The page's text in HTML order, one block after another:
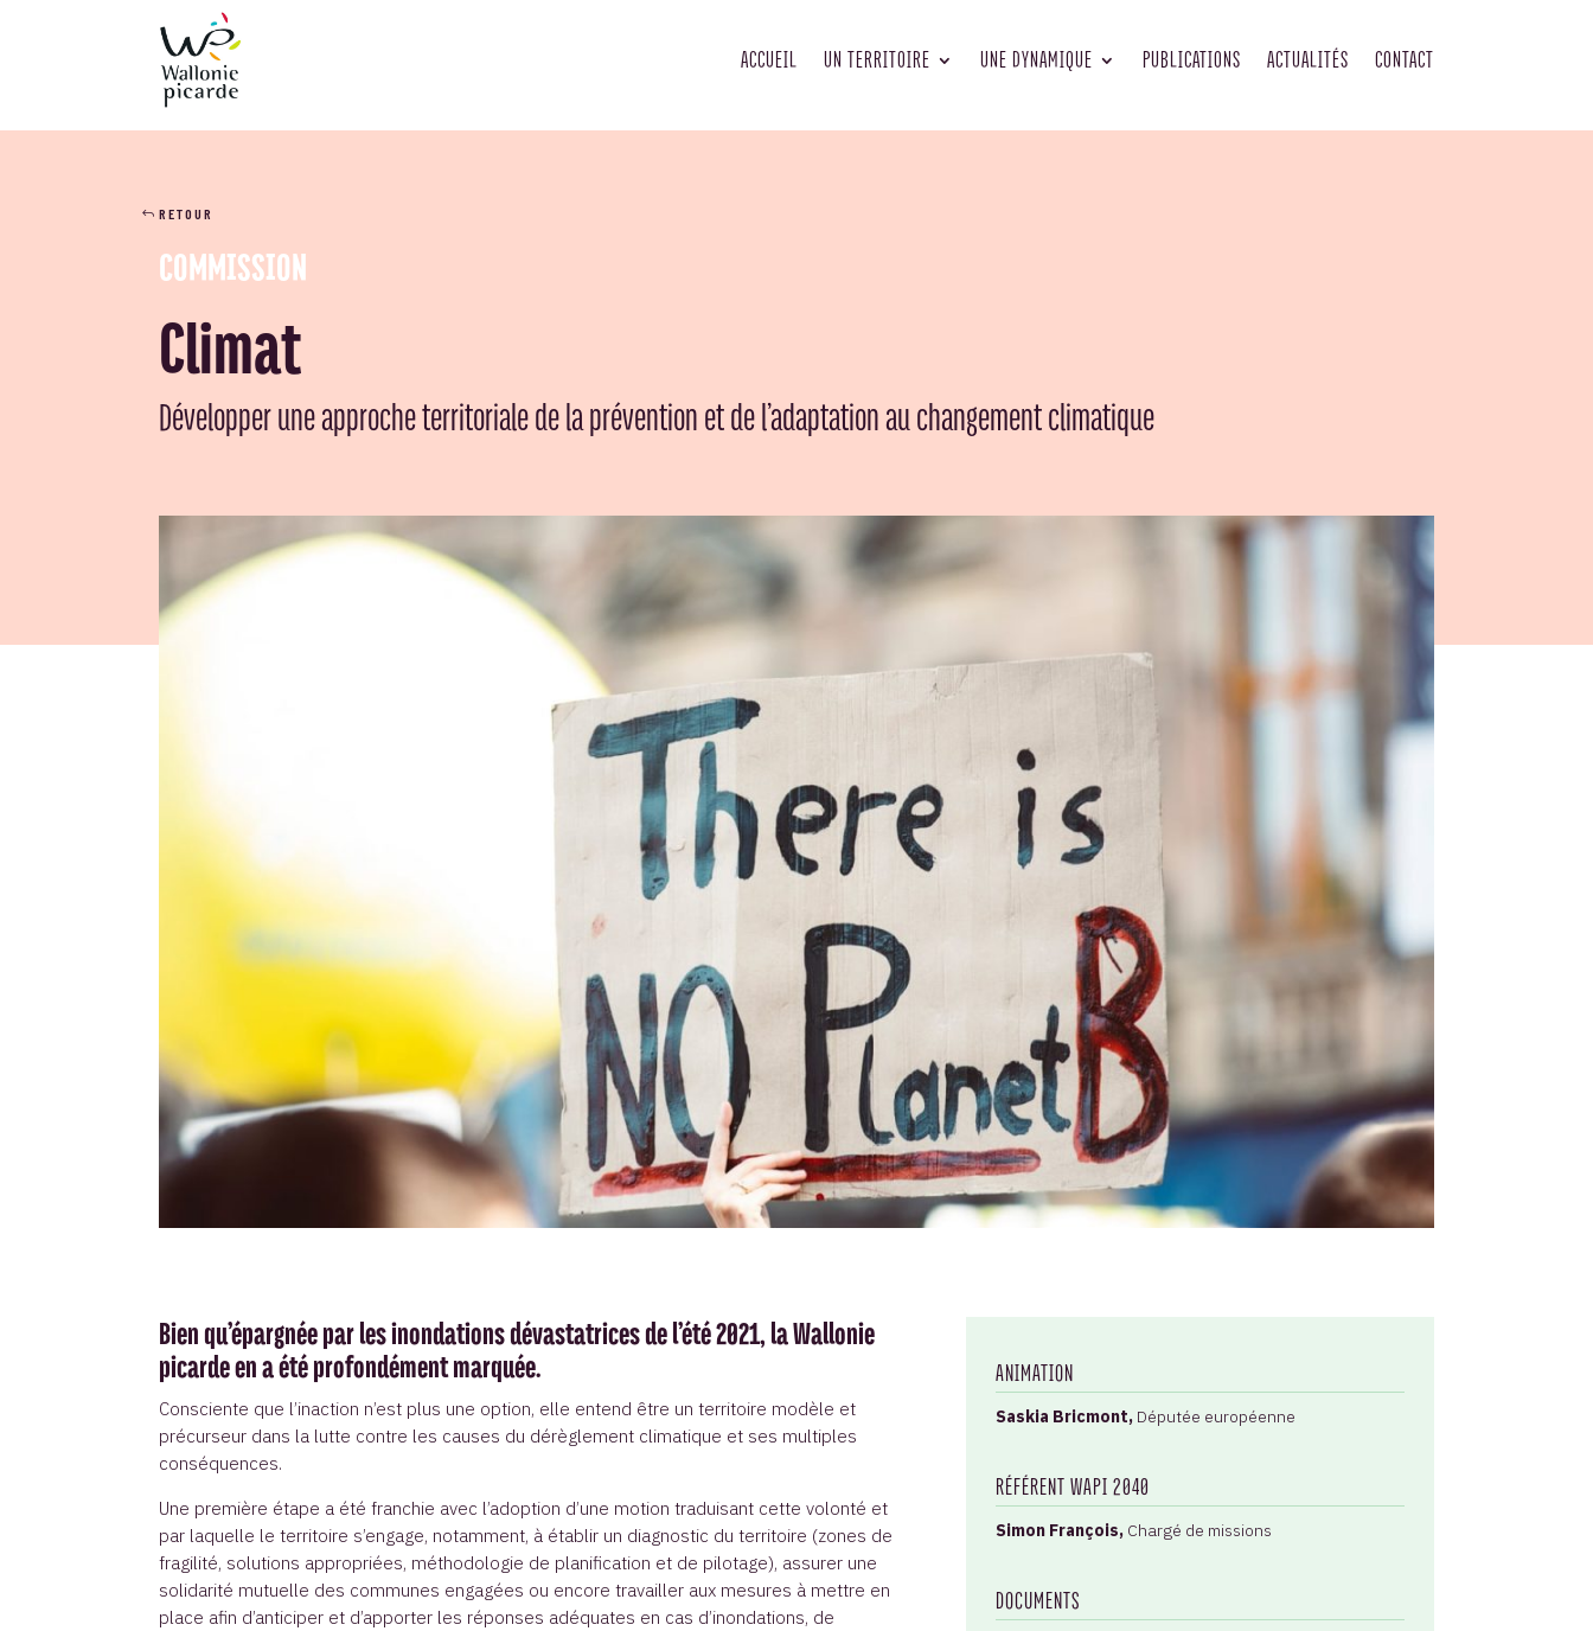
ACCUEIL UN TERRITOIRE UNE DYNAMIQUE PUBLICATIONS ACTUALITÉS CONTACT
RETOUR
COMMISSION
Climat
Développer une approche territoriale de la prévention et de l’adaptation au changement climatique
Bien qu’épargnée par les inondations dévastatrices de l’été 2021, la Wallonie
picarde en a été profondément marquée.
Consciente que l’inaction n’est plus une option, elle entend être un territoire modèle et
précurseur dans la lutte contre les causes du dérèglement climatique et ses multiples
conséquences.
Une première étape a été franchie avec l’adoption d’une motion traduisant cette volonté et
par laquelle le territoire s’engage, notamment, à établir un diagnostic du territoire (zones de
fragilité, solutions appropriées, méthodologie de planification et de pilotage), assurer une
solidarité mutuelle des communes engagées ou encore travailler aux mesures à mettre en
place afin d’anticiper et d’apporter les réponses adéquates en cas d’inondations, de
ANIMATION
Saskia Bricmont,Députée européenne
RÉFÉRENT WAPI 2040
Simon François,Chargé de missions
DOCUMENTS